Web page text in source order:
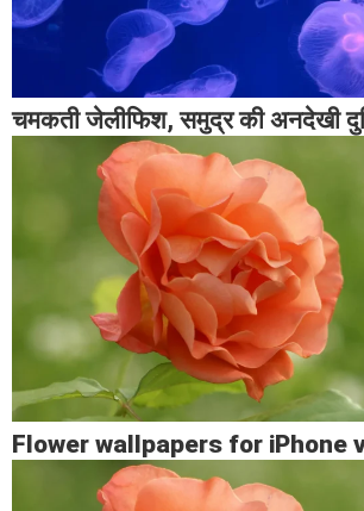
चमकती जेलीफिश, समुद्र की अनदेखी
Flower wallpapers for iPhone